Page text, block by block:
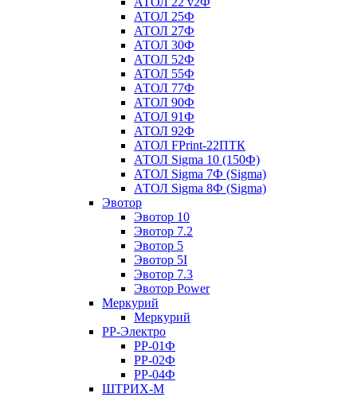
АТОЛ 25Ф
АТОЛ 27Ф
АТОЛ 30Ф
АТОЛ 52Ф
АТОЛ 55Ф
АТОЛ 77Ф
АТОЛ 90Ф
АТОЛ 91Ф
АТОЛ 92Ф
АТОЛ FPrint-22ПТК
АТОЛ Sigma 10 (150Ф)
АТОЛ Sigma 7Ф (Sigma)
АТОЛ Sigma 8Ф (Sigma)
Эвотор
Эвотор 10
Эвотор 7.2
Эвотор 5
Эвотор 5I
Эвотор 7.3
Эвотор Power
Меркурий
Меркурий
РР-Электро
РР-01Ф
РР-02Ф
РР-04Ф
ШТРИХ-М